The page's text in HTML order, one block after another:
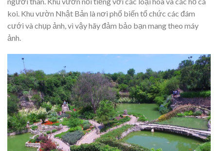
koi. Khu vườn Nhật Bản là nơi phổ biến tổ chức các đám
cưới và chụp ảnh, vì vậy hãy đảm bảo bạn mang theo máy
ảnh.